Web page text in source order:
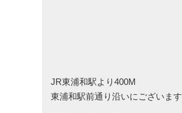
JR東浦和駅より400M
東浦和駅前通り沿いにございます